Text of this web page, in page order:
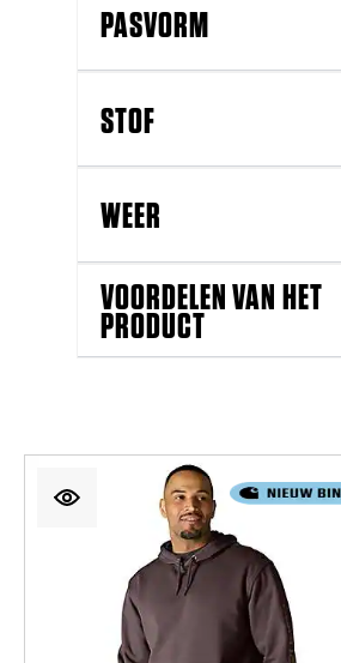
PASVORM
STOF
WEER
VOORDELEN VAN HET
PRODUCT